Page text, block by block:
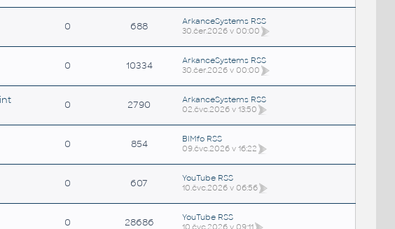
0 688
ArkanceSystems RSS
30.čer.2026 v 00:00
0 10334
ArkanceSystems RSS
30.čer.2026 v 00:00
0 2790
ArkanceSystems RSS
02.čvc.2026 v 13:50
0 854
BIMfo RSS
09.čvc.2026 v 16:22
0 607
YouTube RSS
10.čvc.2026 v 06:56
0 28686
YouTube RSS